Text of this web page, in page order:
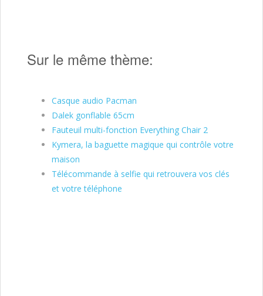
Sur le même thème:
Casque audio Pacman
Dalek gonflable 65cm
Fauteuil multi-fonction Everything Chair 2
Kymera, la baguette magique qui contrôle votre
maison
Télécommande à selfie qui retrouvera vos clés
et votre téléphone